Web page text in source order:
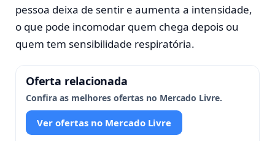
pessoa deixa de sentir e aumenta a intensidade,
o que pode incomodar quem chega depois ou
quem tem sensibilidade respiratória.
Oferta relacionada
Confira as melhores ofertas no Mercado Livre.
Ver ofertas no Mercado Livre